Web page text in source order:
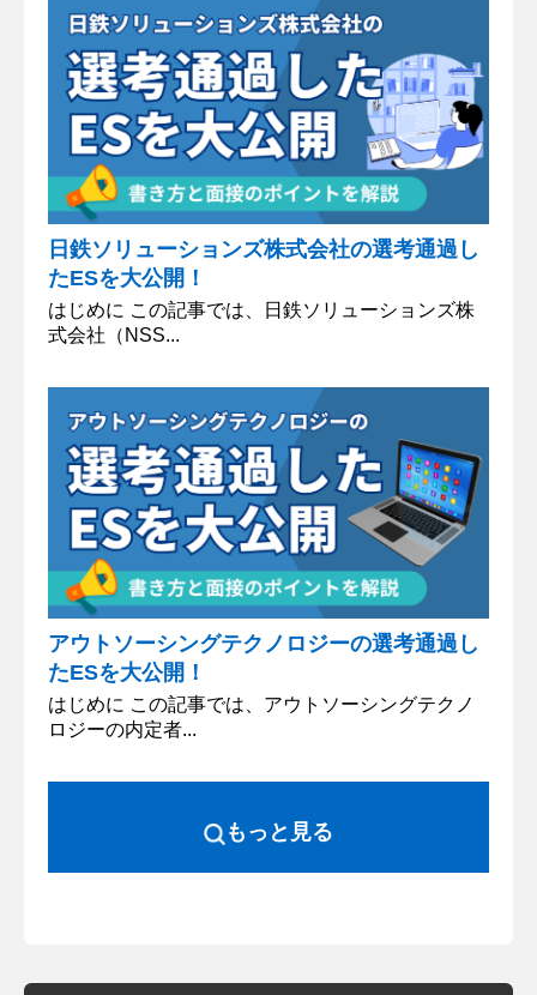
日鉄ソリューションズ株式会社の選考通過し
たESを大公開！
はじめに この記事では、日鉄ソリューションズ株
式会社（NSS...
アウトソーシングテクノロジーの選考通過し
たESを大公開！
はじめに この記事では、アウトソーシングテクノ
ロジーの内定者...
もっと見る